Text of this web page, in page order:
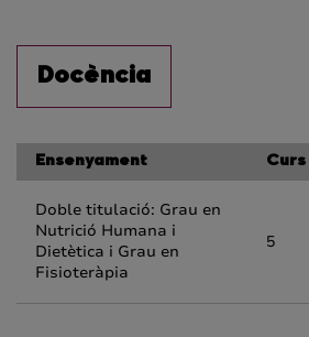
Docència
Ensenyament Curs
Doble titulació: Grau en
Nutrició Humana i
Dietètica i Grau en
Fisioteràpia
5